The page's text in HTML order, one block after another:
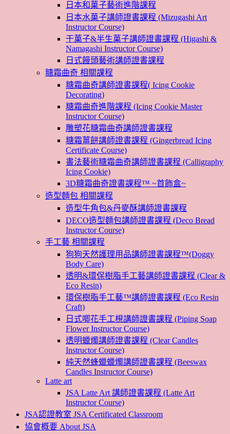
日本和菓子藝術進階課程
日本水菓子講師證書課程 (Mizugashi Art
Instructor Course)
干菓子&半生菓子講師證書課程 (Higashi &
Namagashi Instructor Course)
日式饅頭藝術講師證書課程
糖霜曲奇 相關課程
糖霜曲奇講師證書課程( Icing Cookie
Decorating)
糖霜曲奇進階課程 (Icing Cookie Master
Instructor Course)
雕塑花糖霜曲奇講師證書課程
糖霜薑餅講師證書課程 (Gingerbread Icing
Certificate Course)
書法藝術糖霜曲奇講師證書課程 (Calligraphy
Icing Cookie)
3D糖霜曲奇證書課程™ ~首飾盒~
造型麵包 相關課程
造型牛角包&丹麥酥講師證書課程
DECO造型麵包講師證書課程 (Deco Bread
Instructor Course)
手工藝 相關課程
狗狗天然護理用品講師證書課程™(Doggy
Body Care)
透明&環保樹脂手工藝講師證書課程 (Clear &
Eco Resin)
環保樹脂手工藝™講師證書課程 (Eco Resin
Craft)
日式唧花手工梘講師證書課程 (Piping Soap
Flower Instructor Course)
透明蠟燭講師證書課程 (Clear Candles
Instructor Course)
純天然蜂蠟蠟燭講師證書課程 (Beeswax
Candles Instructor Course)
Latte art
JSA Latte Art 講師證書課程 (Latte Art
Instructor Course)
JSA認證教室 JSA Certificated Classroom
協會概要 About JSA